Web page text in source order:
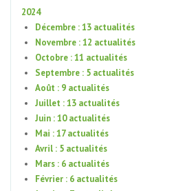
2024
Décembre : 13 actualités
Novembre : 12 actualités
Octobre : 11 actualités
Septembre : 5 actualités
Août : 9 actualités
Juillet : 13 actualités
Juin : 10 actualités
Mai : 17 actualités
Avril : 5 actualités
Mars : 6 actualités
Février : 6 actualités